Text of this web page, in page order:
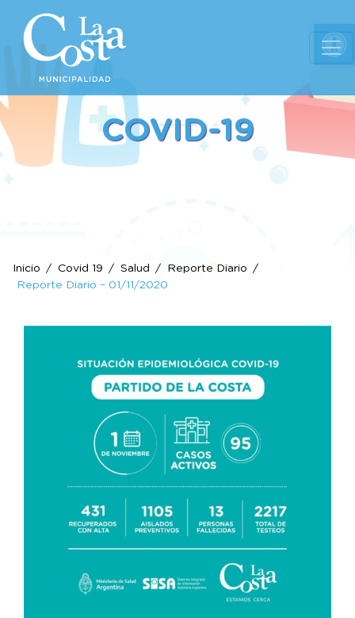
COVID-19
Inicio Covid 19 Salud
Reporte Diario
Reporte Diario – 01/11/2020